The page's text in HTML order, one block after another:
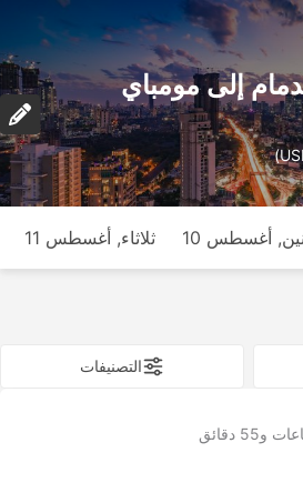
إلى مومباي
أغسطس 10 ثلاثاء, أغسطس 11
التصنيفات